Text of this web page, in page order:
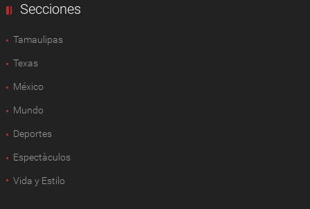
Secciones
Tamaulipas
Texas
México
Mundo
Deportes
Espectàculos
Vida y Estilo